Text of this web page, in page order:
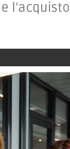
servizio
di noi per